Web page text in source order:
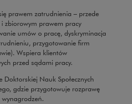
prawem zatrudnienia – przede
zbiorowym prawem pracy
umów o pracę, dyskryminacja
przygotowanie firm
Wspiera klientów
przed sądami pracy.
Doktorskiej Nauk Społecznych
gdzie przygotowuje rozprawę